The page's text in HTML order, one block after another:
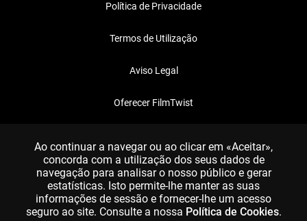
Política de Privacidade
Termos de Utilização
Aviso Legal
Oferecer FilmTwist
Ao continuar a navegar ou ao clicar em «Aceitar»,
concorda com a utilização dos seus dados de
navegação para analisar o nosso público e gerar
estatísticas. Isto permite-lhe manter as suas
informações de sessão e fornecer-lhe um acesso
seguro ao site. Consulte a nossa Política de Cookies.